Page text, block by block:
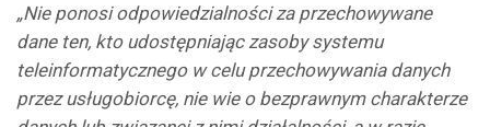
„Nie ponosi odpowiedzialności za przechowywane
dane ten, kto udostępniając zasoby systemu
teleinformatycznego w celu przechowywania danych
przez usługobiorcę, nie wie o bezprawnym charakterze